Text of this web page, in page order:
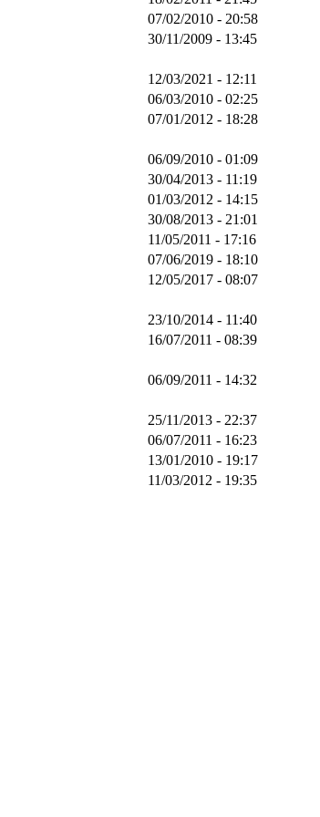
07/02/2010 - 20:58
30/11/2009 - 13:45
12/03/2021 - 12:11
06/03/2010 - 02:25
07/01/2012 - 18:28
06/09/2010 - 01:09
30/04/2013 - 11:19
01/03/2012 - 14:15
30/08/2013 - 21:01
11/05/2011 - 17:16
07/06/2019 - 18:10
12/05/2017 - 08:07
23/10/2014 - 11:40
16/07/2011 - 08:39
06/09/2011 - 14:32
25/11/2013 - 22:37
06/07/2011 - 16:23
13/01/2010 - 19:17
11/03/2012 - 19:35